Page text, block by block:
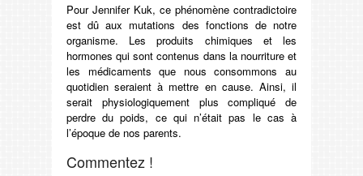
Pour Jennifer Kuk, ce phénomène contradictoire
est dû aux mutations des fonctions de notre
organisme. Les produits chimiques et les
hormones qui sont contenus dans la nourriture et
les médicaments que nous consommons au
quotidien seraient à mettre en cause. Ainsi, il
serait physiologiquement plus compliqué de
perdre du poids, ce qui n’était pas le cas à
l’époque de nos parents.
Commentez !